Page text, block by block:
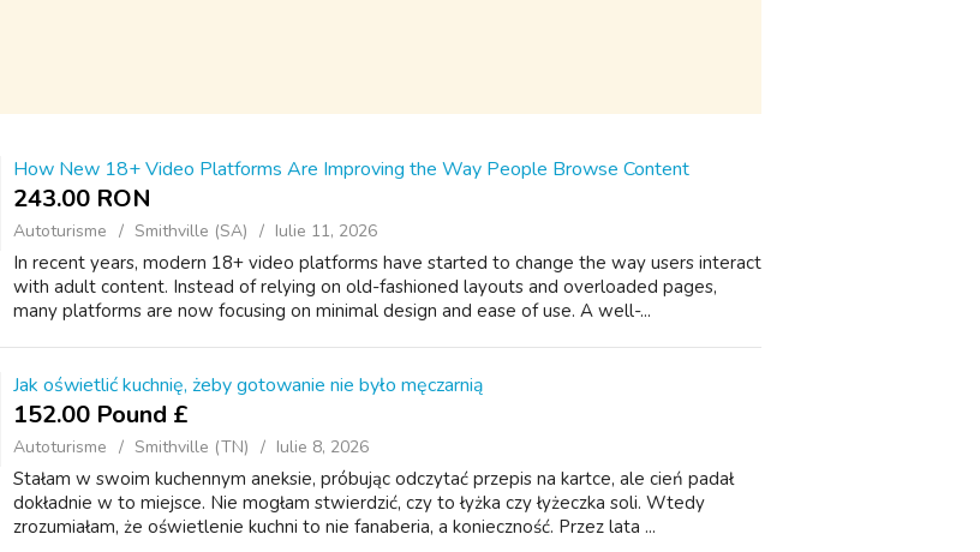
How New 18+ Video Platforms Are Improving the Way People Browse Content
243.00 RON
Autoturisme Smithville (SA) Iulie 11, 2026
In recent years, modern 18+ video platforms have started to change the way users interact
with adult content. Instead of relying on old-fashioned layouts and overloaded pages,
many platforms are now focusing on minimal design and ease of use. A well-...
Jak oświetlić kuchnię, żeby gotowanie nie było męczarnią
152.00 Pound £
Autoturisme Smithville (TN) Iulie 8, 2026
Stałam w swoim kuchennym aneksie, próbując odczytać przepis na kartce, ale cień padał
dokładnie w to miejsce. Nie mogłam stwierdzić, czy to łyżka czy łyżeczka soli. Wtedy
zrozumiałam, że oświetlenie kuchni to nie fanaberia, a konieczność. Przez lata ...